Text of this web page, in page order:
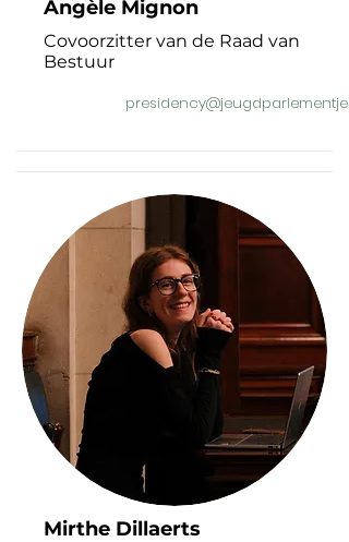
Angèle Mignon
Covoorzitter van de Raad van
Bestuur
Mirthe Dillaerts